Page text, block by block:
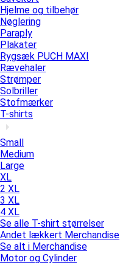
Hjelme og tilbehør
Nøglering
Paraply
Plakater
Rygsæk PUCH MAXI
Rævehaler
Strømper
Solbriller
Stofmærker
T-shirts
Small
Medium
Large
XL
2 XL
3 XL
4 XL
Se alle T-shirt størrelser
Andet lækkert Merchandise
Se alt i Merchandise
Motor og Cylinder